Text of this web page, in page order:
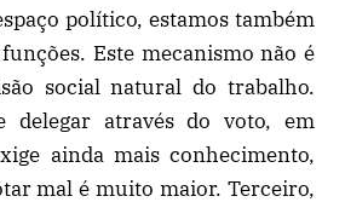
político, estamos também
Este mecanismo não é
social natural do trabalho.
delegar através do voto, em
ainda mais conhecimento,
mal é muito maior. Terceiro,